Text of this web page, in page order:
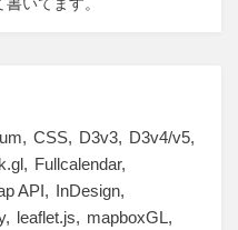
CSS D3v3
D3v4/v5
Fullcalendar
API
InDesign
leaflet.js
mapboxGL